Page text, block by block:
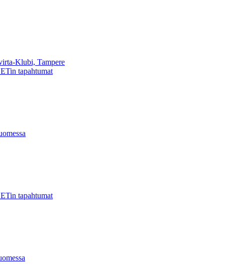
Klubi, Tampere
tapahtumat
tapahtumat